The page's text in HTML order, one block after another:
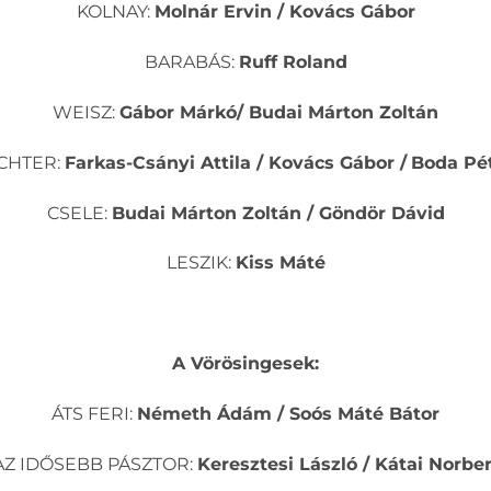
KOLNAY: Molnár Ervin / Kovács Gábor
BARABÁS: Ruff Roland
WEISZ: Gábor Márkó/ Budai Márton Zoltán
Farkas-Csányi Attila / Kovács Gábor / Boda
CSELE: Budai Márton Zoltán / Göndör Dávid
LESZIK: Kiss Máté
A Vörösingesek:
ÁTS FERI: Németh Ádám / Soós Máté Bátor
IDŐSEBB PÁSZTOR: Keresztesi László / Kátai